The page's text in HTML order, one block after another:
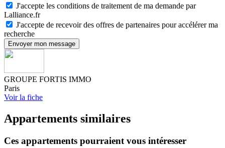
J'accepte les conditions de traitement de ma demande par
Lalliance.fr
J'accepte de recevoir des offres de partenaires pour accélérer ma
recherche
Envoyer mon message
GROUPE FORTIS IMMO
Paris
Voir la fiche
Appartements similaires
Ces appartements pourraient vous intéresser